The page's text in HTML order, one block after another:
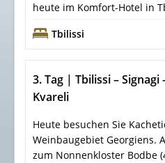
heute im Komfort-Hotel in
Tbilissi
3. Tag | Tbilissi – Signagi
Kvareli
Heute besuchen Sie
Weinbaugebiet Georgiens.
zum Nonnenkloster Bodbe